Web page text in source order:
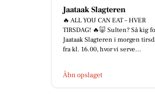
Jaataak Slagteren
🔥 ALL YOU CAN EAT – HVER
TIRSDAG! 🔥🐷 Sulten? Så kig
Jaataak Slagteren i morgen
fra kl. 16.00, hvor vi serve...
Åbn opslaget